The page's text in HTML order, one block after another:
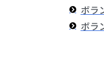
ボラ
ボラ